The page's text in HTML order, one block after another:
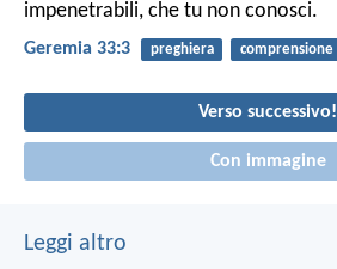
impenetrabili, che tu non conosci.
Geremia 33:3 preghiera comprensione
Verso successivo!
Con immagine
Leggi altro